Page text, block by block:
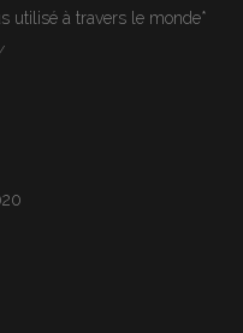
utilisé à travers le monde*